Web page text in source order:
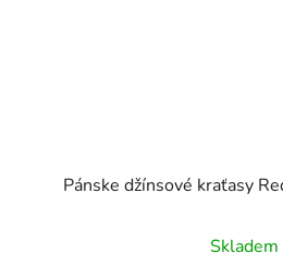
Pánske džínsové kraťasy
Skladem